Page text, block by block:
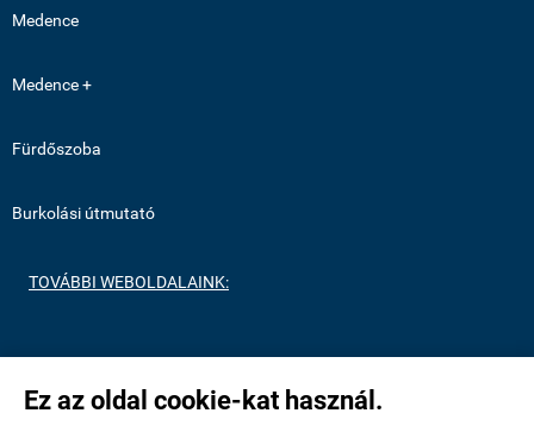
Ez az oldal cookie-kat használ.
Medence
Medence +
Fürdőszoba
Burkolási útmutató
TOVÁBBI WEBOLDALAINK: